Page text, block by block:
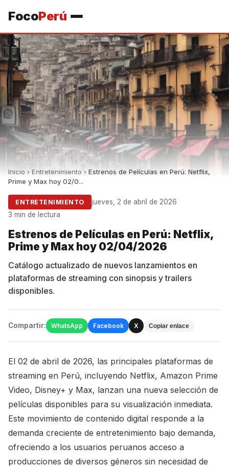
FocoPerú
Inicio › Entretenimiento › Estrenos de Películas en Perú: Netflix,
Prime y Max hoy 02/0...
ENTRETENIMIENTO
jueves, 2 de abril de 2026
3 min de lectura
Estrenos de Películas en Perú: Netflix,
Prime y Max hoy 02/04/2026
Catálogo actualizado de nuevos lanzamientos en
plataformas de streaming con sinopsis y trailers
disponibles.
Compartir: WhatsApp Facebook X Copiar enlace
El 02 de abril de 2026, las principales plataformas de
streaming en Perú, incluyendo Netflix, Amazon Prime
Video, Disney+ y Max, lanzan una nueva selección de
películas disponibles para su visualización inmediata.
Este movimiento de contenido digital responde a la
demanda creciente de entretenimiento bajo demanda,
ofreciendo a los usuarios peruanos acceso a
producciones de diversos géneros sin necesidad de